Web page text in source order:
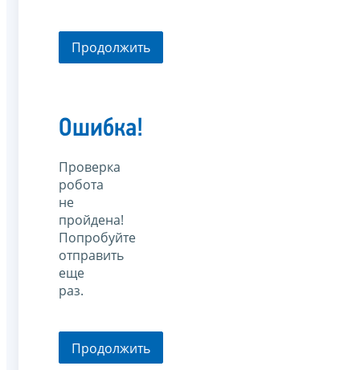
Продолжить
Ошибка!
Проверка
робота
не
пройдена!
Попробуйте
отправить
еще
раз.
Продолжить